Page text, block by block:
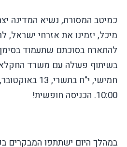
כמיטב המסורת, נשיא המדינה
מיכל, יזמינו את אזרחי ישראל,
להתארח בסוכתם שתעמוד
בשיתוף פעולה עם משרד
10:00. הכניסה חופשית!
במהלך היום ישתתפו המבקרים